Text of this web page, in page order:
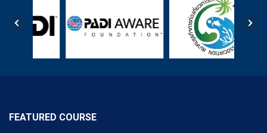
FEATURED COURSE